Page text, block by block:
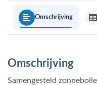
Omschrijving
Omschrijving
Samengesteld